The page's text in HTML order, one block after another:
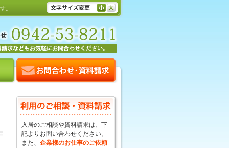
。
入居のご相談や資料請求は、下
記よりお問い合わせください。
また、 企業様のお仕事のご依頼